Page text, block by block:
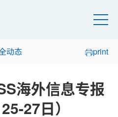
动态 print
海外信息专报
27日）